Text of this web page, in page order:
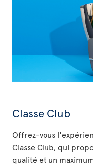
Classe Club
Offrez-vous
Classe Club, qui
qualité et un